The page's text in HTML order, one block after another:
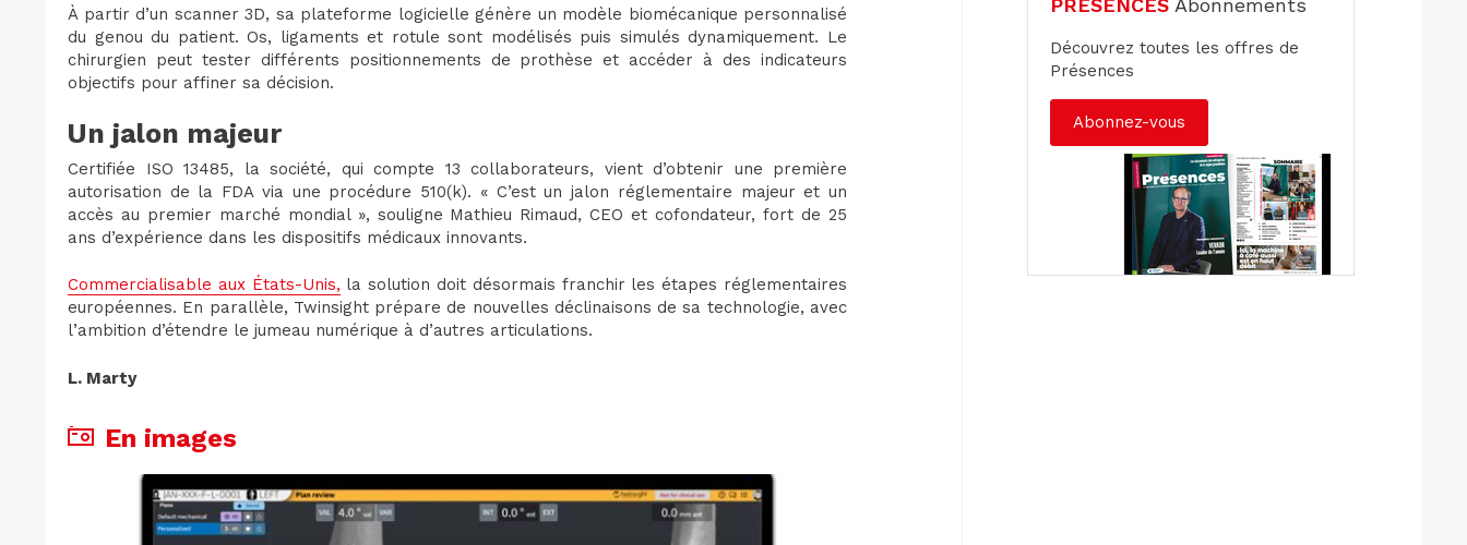
À partir d’un scanner 3D, sa plateforme logicielle génère un modèle biomécanique personnalisé
du genou du patient. Os, ligaments et rotule sont modélisés puis simulés dynamiquement. Le
chirurgien peut tester différents positionnements de prothèse et accéder à des indicateurs
objectifs pour affiner sa décision.
Un jalon majeur
Certifiée ISO 13485, la société, qui compte 13 collaborateurs, vient d’obtenir une première
autorisation de la FDA via une procédure 510(k). « C’est un jalon réglementaire majeur et un
accès au premier marché mondial », souligne Mathieu Rimaud, CEO et cofondateur, fort de 25
ans d’expérience dans les dispositifs médicaux innovants.
Commercialisable aux États-Unis, la solution doit désormais franchir les étapes réglementaires
européennes. En parallèle, Twinsight prépare de nouvelles déclinaisons de sa technologie, avec
l’ambition d’étendre le jumeau numérique à d’autres articulations.
L. Marty
En images
PRÉSENCES Abonnements
Découvrez toutes les offres de
Présences
Abonnez-vous